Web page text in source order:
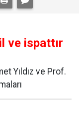
ve ispattır
Yıldız ve Prof.